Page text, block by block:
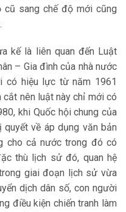
sang chế độ mới cũng
kế là liên quan đến Luật
– Gia đình của nhà nước
có hiệu lực từ năm 1961
nên luật này chỉ mới có
khi Quốc hội chung của
về áp dụng văn bản
cho cả nước trong đó có
thù lịch sử đó, quan hệ
giai đoạn lịch sử vừa
dịch dân số, con người
điều kiện chiến tranh làm